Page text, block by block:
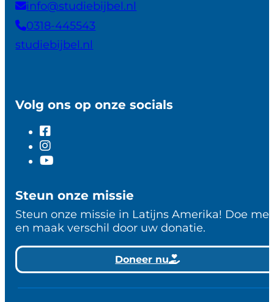
info@studiebijbel.nl
0318-445543
studiebijbel.nl
Volg ons op onze socials
Steun onze missie
Steun onze missie in Latijns Amerika! Doe
en maak verschil door uw donatie.
Doneer nu